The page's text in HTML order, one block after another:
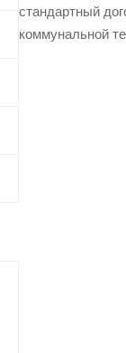
стандартный
коммунальной